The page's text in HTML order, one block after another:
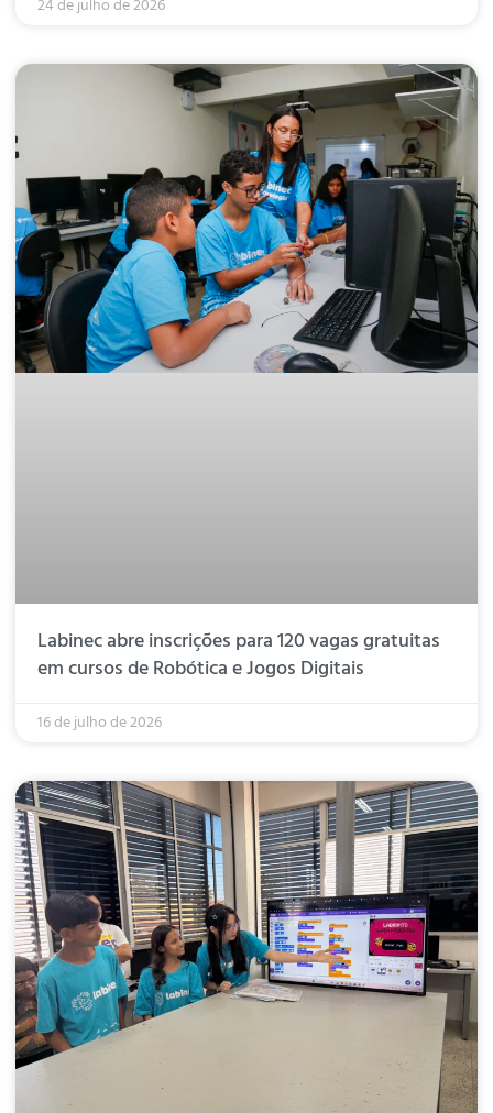
24 de julho de 2026
Labinec abre inscrições para 120 vagas gratuitas
em cursos de Robótica e Jogos Digitais
16 de julho de 2026